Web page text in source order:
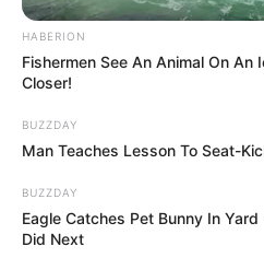
HABERION
Fishermen See An Animal On An
Closer!
BUZZDAY
Man Teaches Lesson To Seat-
BUZZDAY
Eagle Catches Pet Bunny In
Did Next